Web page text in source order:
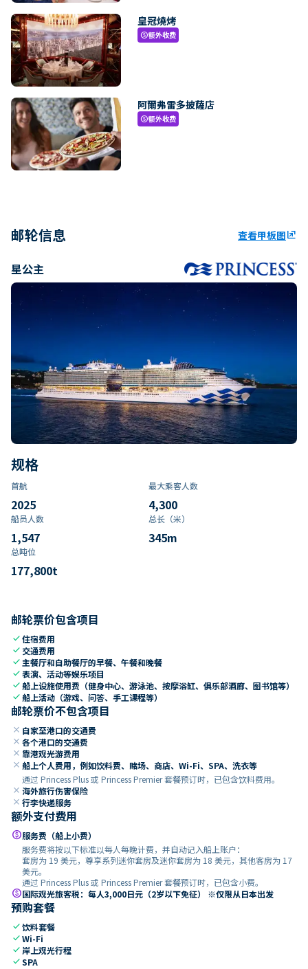
皇冠燒烤
paid额外收费
阿爾弗雷多披薩店
paid额外收费
邮轮信息 查看甲板图ungroup
星公主
规格
首航
2025
最大乘客人数
4,300
船员人数
1,547
总长（米）
345m
总吨位
177,800t
邮轮票价包含项目
check住宿费用
check 交通费用
check 主餐厅和自助餐厅的早餐、午餐和晚餐
check表演、活动等娱乐项目
check船上设施使用费（健身中心、游泳池、按摩浴缸、俱乐部酒廊、图书馆等）
check船上活动（游戏、问答、手工课程等）
邮轮票价不包含项目
close 自家至港口的交通费
close 各个港口的交通费
close 靠港观光游费用
close 船上个人费用，例如饮料费、赌场、商店、Wi-Fi、SPA、洗衣等
通过 Princess Plus 或 Princess Premier 套餐预订时，已包含饮料费用。
close 海外旅行伤害保险
close 行李快递服务
额外支付费用
paid服务费（船上小费）
服务费将按以下标准以每人每晚计费，并自动记入船上账户：
套房为 19 美元，尊享系列迷你套房及迷你套房为 18 美元，其他客房为 17
美元。
通过 Princess Plus 或 Princess Premier 套餐预订时，已包含小费。
paid国际观光旅客税：每人3,000日元（2岁以下免征） ※仅限从日本出发
预购套餐
check饮料套餐
checkWi-Fi
check 岸上观光行程
checkSPA